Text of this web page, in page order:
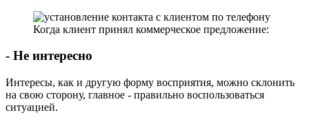
Когда клиент принял коммерческое предложение:
- Не интересно
Интересы, как и другую форму восприятия, можно склонить
на свою сторону, главное - правильно воспользоваться
ситуацией.